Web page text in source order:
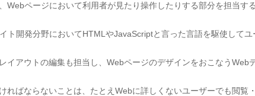
Webページにおいて利用者が見たり操作したりする部分を担当する
ト開発分野においてHTMLやJavaScriptと言った言語を駆使して
イアウトの編集も担当し、WebページのデザインをおこなうWeb
ればならないことは、たとえWebに詳しくないユーザーでも閲覧